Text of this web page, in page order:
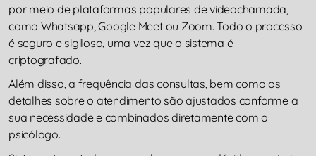
por meio de plataformas populares de videochamada,
como Whatsapp, Google Meet ou Zoom. Todo o processo
é seguro e sigiloso, uma vez que o sistema é
criptografado.
Além disso, a frequência das consultas, bem como os
detalhes sobre o atendimento são ajustados conforme a
sua necessidade e combinados diretamente com o
psicólogo.